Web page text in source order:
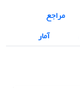
مراجع
آمار